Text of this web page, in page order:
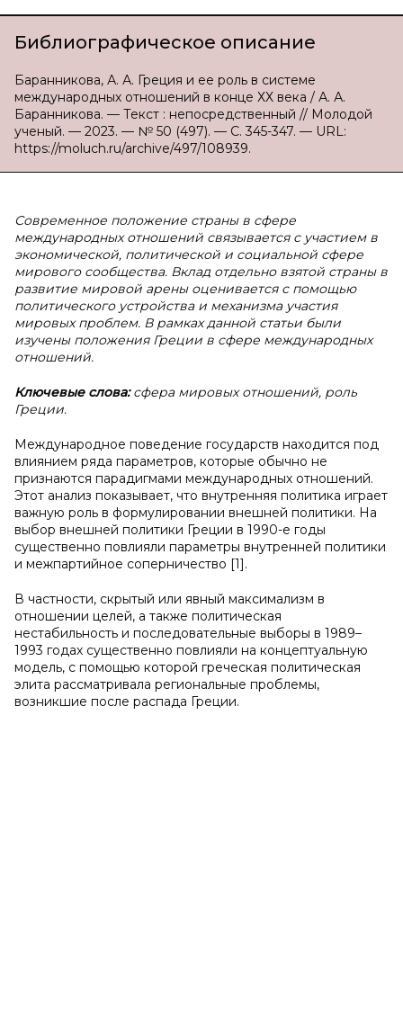
Библиографическое описание
Баранникова, А. А. Греция и ее роль в системе
международных отношений в конце ХХ века / А. А.
Баранникова. — Текст : непосредственный // Молодой
ученый. — 2023. — № 50 (497). — С. 345-347. — URL:
https://moluch.ru/archive/497/108939.
Современное положение страны в сфере
международных отношений связывается с участием в
экономической, политической и социальной сфере
мирового сообщества. Вклад отдельно взятой страны в
развитие мировой арены оценивается с помощью
политического устройства и механизма участия
мировых проблем. В рамках данной статьи были
изучены положения Греции в сфере международных
отношений.
Ключевые слова:сфера мировых отношений, роль
Греции.
Международное поведение государств находится под
влиянием ряда параметров, которые обычно не
признаются парадигмами международных отношений.
Этот анализ показывает, что внутренняя политика играет
важную роль в формулировании внешней политики. На
выбор внешней политики Греции в 1990-е годы
существенно повлияли параметры внутренней политики
и межпартийное соперничество [1].
В частности, скрытый или явный максимализм в
отношении целей, а также политическая
нестабильность и последовательные выборы в 1989–
1993 годах существенно повлияли на концептуальную
модель, с помощью которой греческая политическая
элита рассматривала региональные проблемы,
возникшие после распада Греции.